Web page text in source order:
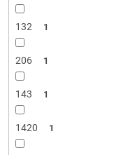
132 1
206 1
143 1
1420 1